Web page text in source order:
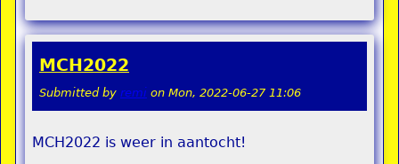
MCH2022
Submitted by remi on Mon, 2022-06-27 11:06
MCH2022 is weer in aantocht!